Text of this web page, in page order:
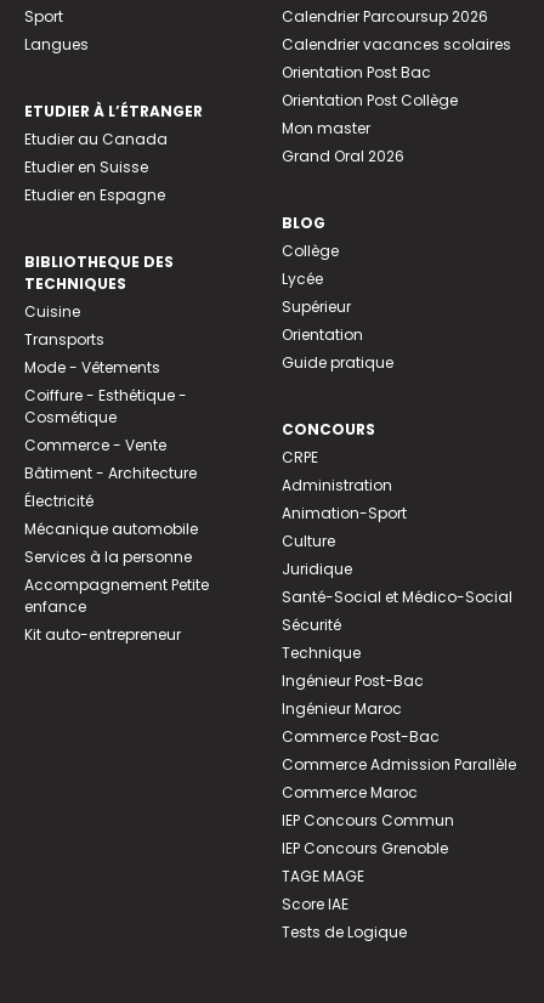
Sport
Langues
ETUDIER À L’ÉTRANGER
Etudier au Canada
Etudier en Suisse
Etudier en Espagne
BIBLIOTHEQUE DES
TECHNIQUES
Cuisine
Transports
Mode - Vêtements
Coiffure - Esthétique -
Cosmétique
Commerce - Vente
Bâtiment - Architecture
Électricité
Mécanique automobile
Services à la personne
Accompagnement Petite
enfance
Kit auto-entrepreneur
Calendrier Parcoursup 2026
Calendrier vacances scolaires
Orientation Post Bac
Orientation Post Collège
Mon master
Grand Oral 2026
BLOG
Collège
Lycée
Supérieur
Orientation
Guide pratique
CONCOURS
CRPE
Administration
Animation-Sport
Culture
Juridique
Santé-Social et Médico-Social
Sécurité
Technique
Ingénieur Post-Bac
Ingénieur Maroc
Commerce Post-Bac
Commerce Admission Parallèle
Commerce Maroc
IEP Concours Commun
IEP Concours Grenoble
TAGE MAGE
Score IAE
Tests de Logique